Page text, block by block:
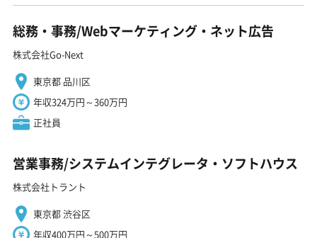
総務・事務/Webマーケティング・ネット広告
株式会社Go-Next
東京都 品川区
年収324万円～360万円
正社員
営業事務/システムインテグレータ・ソフトハウス
株式会社トラント
東京都 渋谷区
年収400万円～500万円